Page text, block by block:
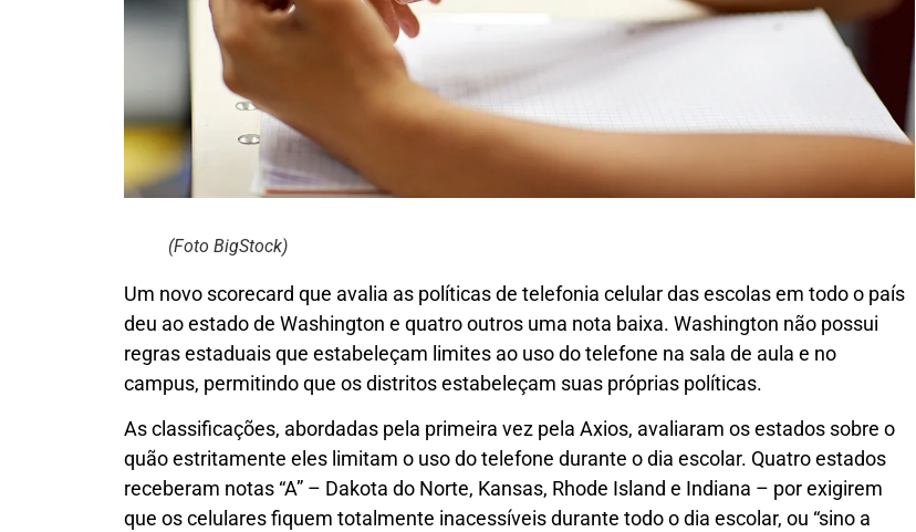
(Foto BigStock)
Um novo scorecard que avalia as políticas de telefonia celular das escolas em todo o país
deu ao estado de Washington e quatro outros uma nota baixa. Washington não possui
regras estaduais que estabeleçam limites ao uso do telefone na sala de aula e no
campus, permitindo que os distritos estabeleçam suas próprias políticas.
As classificações, abordadas pela primeira vez pela Axios, avaliaram os estados sobre o
quão estritamente eles limitam o uso do telefone durante o dia escolar. Quatro estados
receberam notas “A” – Dakota do Norte, Kansas, Rhode Island e Indiana – por exigirem
que os celulares fiquem totalmente inacessíveis durante todo o dia escolar, ou “sino a